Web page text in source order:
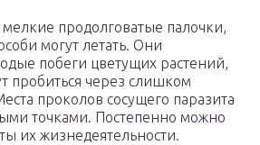
продолговатые палочки,
могут летать. Они
побеги цветущих растений,
пробиться через слишком
проколов сосущего паразита
точками. Постепенно можно
их жизнедеятельности.